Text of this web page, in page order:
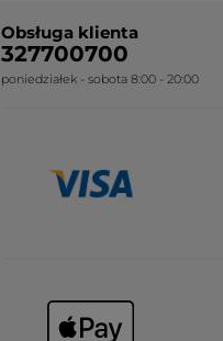
Obsługa klienta
327700700
poniedziałek - sobota 8:00 - 20:00